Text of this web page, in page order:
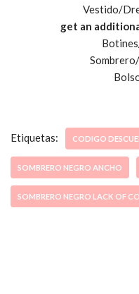
Vestido/
get an
Etiquetas: CODIGO
SOMBRERO NEGRO ANCHO
SOMBRERO NEGRO LACK OF